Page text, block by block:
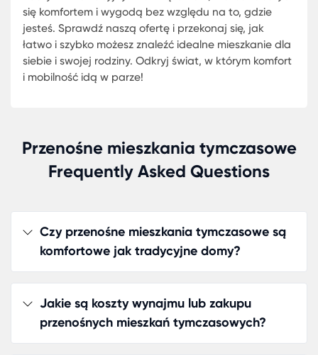
przenośne domy z drewna, które zapewniają
wyjątkowy komfort mieszkania i są przyjazne dla
środowiska. Nowoczesne mobilne domy są
wyposażone we wszystkie niezbędne
gwarantując komfort na najwyższym poziomie.
Wyciągnięcie Ręki
KARMOD zna potrzeby swoich klientów i
tanie mobilne domy, które spełnią oczekiwania
być już marzeniem. Oferujemy szeroki wybór
gotowych przenośnych domów, które
się nowoczesnym designem, funkcjonalnością
atrakcyjną ceną.
Każdy, kto poszukuje taniego i wygodnego
rozwiązania mieszkaniowego, powinien
Przenośne mieszkania tymczasowe
Frequently Asked Questions
Czy przenośne mieszkania tymczasowe są
komfortowe jak tradycyjne domy?
Jakie są koszty wynajmu lub zakupu
przenośnych mieszkań tymczasowych?